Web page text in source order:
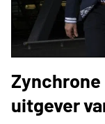
Zynchrone
uitgever